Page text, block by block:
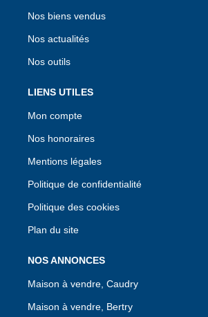
Nos biens vendus
Nos actualités
Nos outils
LIENS UTILES
Mon compte
Nos honoraires
Mentions légales
Politique de confidentialité
Politique des cookies
Plan du site
NOS ANNONCES
Maison à vendre, Caudry
Maison à vendre, Bertry